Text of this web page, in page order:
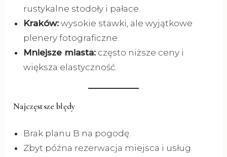
rustykalne stodoły i pałace.
Kraków: wysokie stawki, ale wyjątkowe
plenery fotograficzne.
Mniejsze miasta: często niższe ceny i
większa elastyczność.
Najczęstsze błędy
Brak planu B na pogodę.
Zbyt późna rezerwacja miejsca i usług.